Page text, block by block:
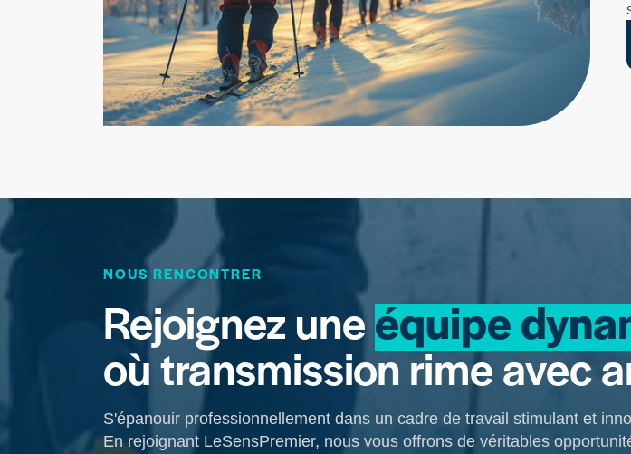
NOUS RENCONTRER
Rejoignez une équipe
où transmission rime avec
S'épanouir professionnellement dans un cadre de travail stimulant et
En rejoignant LeSensPremier, nous vous offrons de véritables